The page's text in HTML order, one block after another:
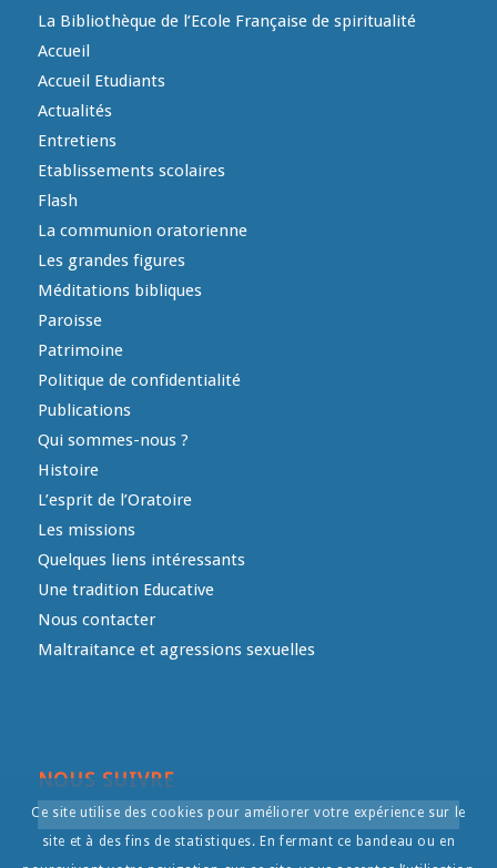
La Bibliothèque de l’Ecole Française de spiritualité
Accueil
Accueil Etudiants
Actualités
Entretiens
Etablissements scolaires
Flash
La communion oratorienne
Les grandes figures
Méditations bibliques
Paroisse
Patrimoine
Politique de confidentialité
Publications
Qui sommes-nous ?
Histoire
L’esprit de l’Oratoire
Les missions
Quelques liens intéressants
Une tradition Educative
Nous contacter
Maltraitance et agressions sexuelles
NOUS SUIVRE
Ce site utilise des cookies pour améliorer votre expérience sur le
site et à des fins de statistiques. En fermant ce bandeau ou en